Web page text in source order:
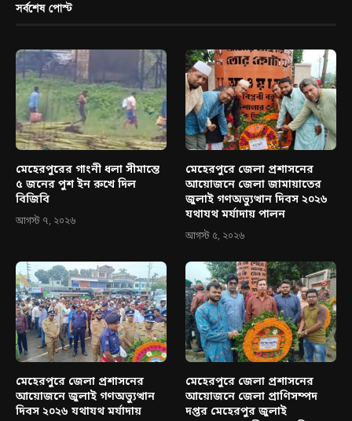
সর্বশেষ পোস্ট
মেহেরপুরের গাংনী ধলা সীমান্তে
৫ জনের পুশ ইন রুখে দিল
বিজিবি
আগস্ট ৭, ২০২৬
মেহেরপুরে জেলা প্রশাসনের
আয়োজনে জেলা জামায়াতের
জুলাই গণঅভ্যুত্থান দিবস ২০২৬
যথাযথ মর্যাদায় পালন
আগস্ট ৫, ২০২৬
মেহেরপুরে জেলা প্রশাসনের
আয়োজনে জুলাই গণঅভ্যুত্থান
দিবস ২০২৬ যথাযথ মর্যাদায়
মেহেরপুরে জেলা প্রশাসনের
আয়োজনে জেলা প্রাণিসম্পদ
দপ্তর মেহেরপুর জুলাই